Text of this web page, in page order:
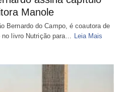
Manole
Bernardo do Campo, é coautora de
no livro Nutrição para… Leia Mais